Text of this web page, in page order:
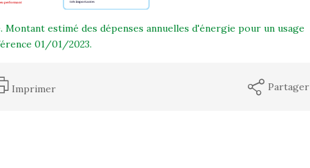
estimé des dépenses annuelles d'énergie pour un usage
01/01/2023.
Imprimer Partager